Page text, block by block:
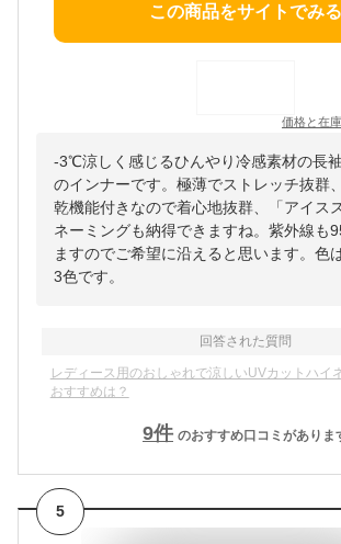
この商品をサイトでみる
価格と在
-3℃涼しく感じるひんやり冷感素材の長
のインナーです。極薄でストレッチ抜群
乾機能付きなので着心地抜群、「アイス
ネーミングも納得できますね。紫外線も
ますのでご希望に沿えると思います。色
3色です。
回答された質問
レディース用のおしゃれで涼しいUVカットハイ
おすすめは？
9件 のおすすめ口コミがありま
5